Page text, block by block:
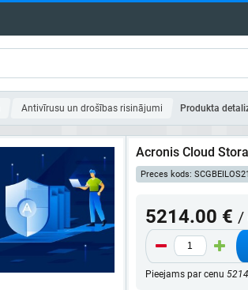
Antivīrusu un drošības risinājumi Produkta
Acronis Cloud
Preces kods: SCGBEILOS21
5214.00 € /
Pieejams par cenu